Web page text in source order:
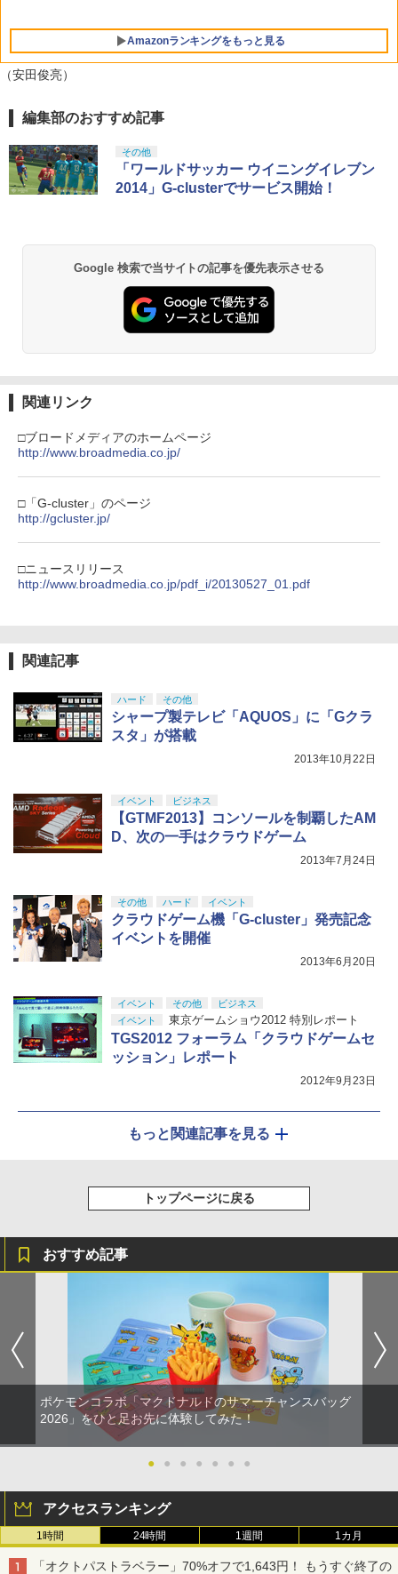
Amazonランキングをもっと見る
（安田俊亮）
編集部のおすすめ記事
その他
「ワールドサッカー ウイニングイレブン
2014」G-clusterでサービス開始！
Google 検索で当サイトの記事を優先表示させる
関連リンク
□ブロードメディアのホームページ
http://www.broadmedia.co.jp/
□「G-cluster」のページ
http://gcluster.jp/
□ニュースリリース
http://www.broadmedia.co.jp/pdf_i/20130527_01.pdf
関連記事
ハード その他
シャープ製テレビ「AQUOS」に「Gクラ
スタ」が搭載
2013年10月22日
イベント ビジネス
【GTMF2013】コンソールを制覇したAM
D、次の一手はクラウドゲーム
2013年7月24日
その他 ハード イベント
クラウドゲーム機「G-cluster」発売記念
イベントを開催
2013年6月20日
イベント その他
ビジネス
イベント
東京ゲームショウ2012 特別レポート
TGS2012 フォーラム「クラウドゲームセ
ッション」レポート
2012年9月23日
もっと関連記事を見る
トップページに戻る
おすすめ記事
ポケモンコラボ「マクドナルドのサマーチャンスバッグ
2026」をひと足お先に体験してみた！
● ● ● ● ● ● ●
アクセスランキング
1時間 24時間 1週間 1カ月
「オクトパストラベラー」70%オフで1,643円！ もうすぐ終了の